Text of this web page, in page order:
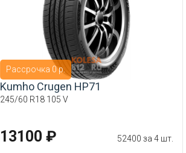
Рассрочка 0 р.
Kumho Crugen HP71
245/60 R18 105 V
13100 ₽ 52400 за 4 шт.